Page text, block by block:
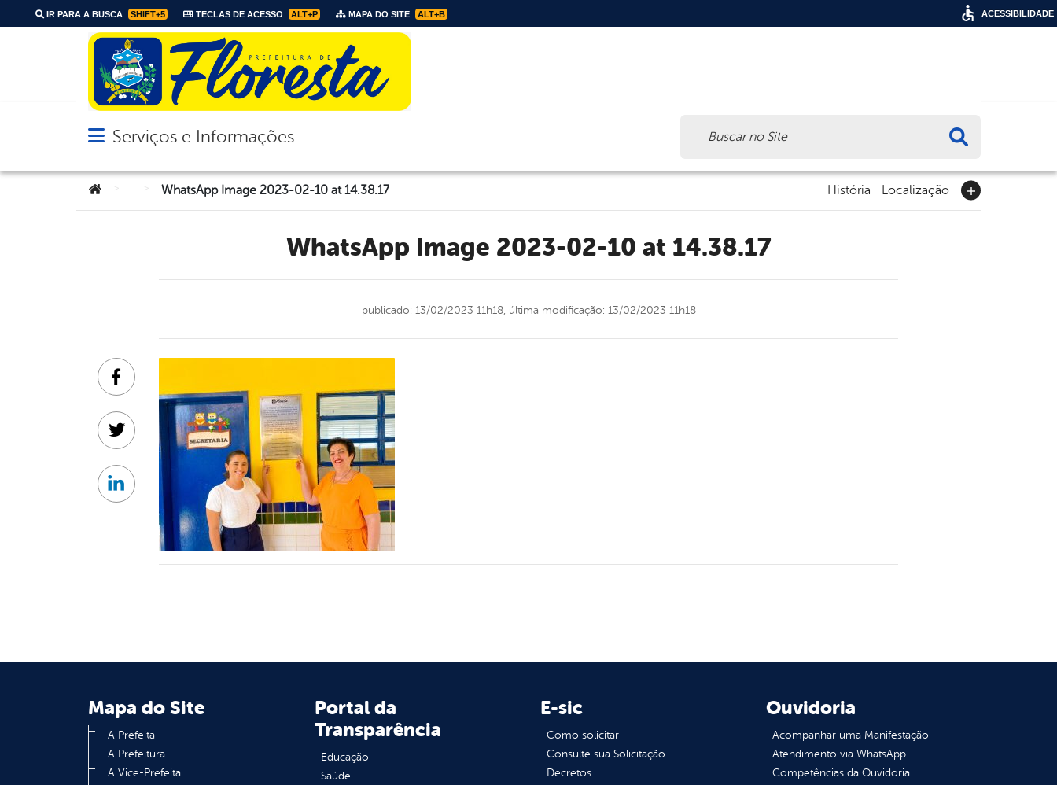
IR PARA A BUSCA SHIFT+5 TECLAS DE ACESSO ALT+P MAPA DO SITE ALT+B
Abrir menu principal de navegação
Serviços e Informações
Você está aqui:WhatsApp Image 2023-02-10 at 14.38.17 História Localização
WhatsApp Image 2023-02-10 at 14.38.17
publicado: 13/02/2023 11h18, última modificação: 13/02/2023 11h18
Facebook
Twitter
Linkedin
Mapa do Site
A Prefeita
A Prefeitura
A Vice-Prefeita
Portal da
Transparência
Educação
Saúde
E-sic
Como solicitar
Consulte sua Solicitação
Decretos
Ouvidoria
Acompanhar uma Manifestação
Atendimento via WhatsApp
Competências da Ouvidoria
ACESSIBILIDADE